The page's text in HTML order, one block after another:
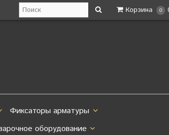
Корзина 0
Фиксаторы арматуры
оборудование